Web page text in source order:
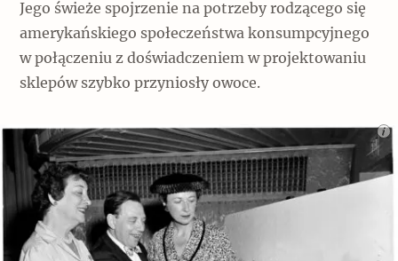
Jego świeże spojrzenie na potrzeby rodzącego się
amerykańskiego społeczeństwa konsumpcyjnego
w połączeniu z doświadczeniem w projektowaniu
sklepów szybko przyniosły owoce.